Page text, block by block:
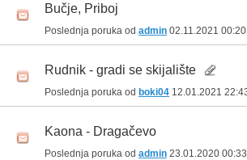
Bučje, Priboj
Poslednja poruka od admin 02.11.2021 00:20
Rudnik - gradi se skijalište
Poslednja poruka od boki04 12.01.2021
Kaona - Dragačevo
Poslednja poruka od admin 23.01.2020 00:33